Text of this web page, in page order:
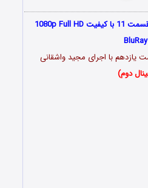
دانلود سریال ضد فصل اول قسمت 11 با کیفیت 1080p Full HD
BluRay
دوم)